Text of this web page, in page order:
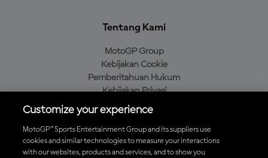
Tentang Kami
MotoGP Group
Kebijakan Cookie
Pemberitahuan Hukum
Kebijakan Privasi
Kebijakan Pembelian
Unduh Aplikasi Resmi MotoGP™
Customize your experience
MotoGP™ Sports Entertainment Group and its suppliers use
cookies and similar technologies to measure your interactions
with our websites, products and services, and to show you